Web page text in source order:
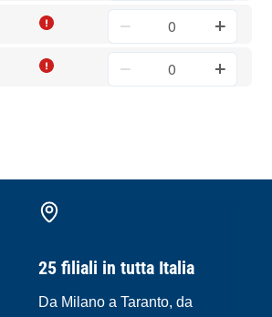
25 filiali in tutta Italia
Da Milano a Taranto, da